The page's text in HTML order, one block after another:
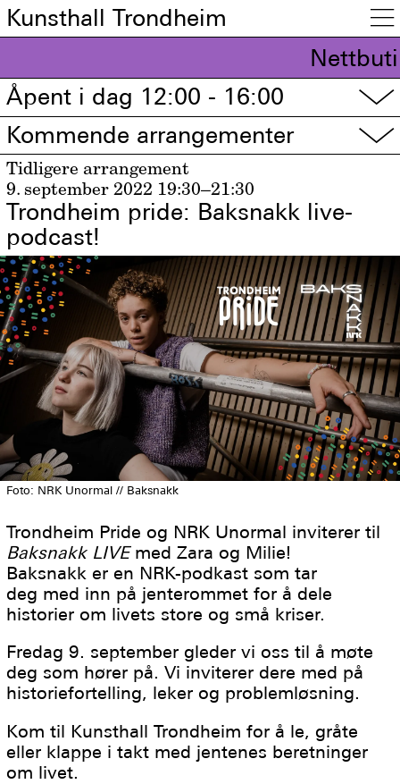
Kunsthall Trondheim 
Åpent i dag 12:00 - 16:00
▽
Kommende arrangementer ▽
Tidligere arrangement
9. september 2022 19:30–21:30
Trondheim pride: Baksnakk live-
podcast!
Foto: NRK Unormal // Baksnakk
Trondheim Pride og NRK Unormal inviterer til
Baksnakk LIVE med Zara og Milie!
Baksnakk er en NRK-podkast som tar
deg med inn på jenterommet for å dele
historier om livets store og små kriser.
Fredag 9. september gleder vi oss til å møte
deg som hører på. Vi inviterer dere med på
historiefortelling, leker og problemløsning.
Kom til Kunsthall Trondheim for å le, gråte
eller klappe i takt med jentenes beretninger
om livet.